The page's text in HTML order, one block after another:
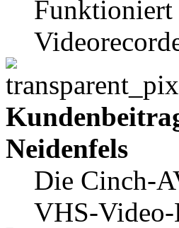
Neidenfels
Die Cinch-
VHS-Video-